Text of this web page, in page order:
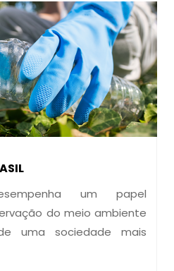
um papel
do meio ambiente
uma sociedade mais